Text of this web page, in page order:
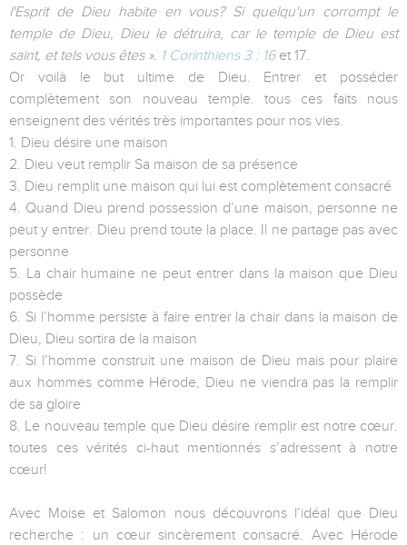
l'Esprit de Dieu habite en vous? Si quelqu'un corrompt le
temple de Dieu, Dieu le détruira, car le temple de Dieu est
saint, et tels vous êtes ». 1 Corinthiens 3 : 16et 17.
Or voilà le but ultime de Dieu. Entrer et posséder
complètement son nouveau temple. tous ces faits nous
enseignent des vérités très importantes pour nos vies.
1. Dieu désire une maison
2. Dieu veut remplir Sa maison de sa présence
3. Dieu remplit une maison qui lui est complètement consacré
4. Quand Dieu prend possession d’une maison, personne ne
peut y entrer. Dieu prend toute la place. Il ne partage pas avec
personne
5. La chair humaine ne peut entrer dans la maison que Dieu
possède
6. Si l’homme persiste à faire entrer la chair dans la maison de
Dieu, Dieu sortira de la maison
7. Si l’homme construit une maison de Dieu mais pour plaire
aux hommes comme Hérode, Dieu ne viendra pas la remplir
de sa gloire
8. Le nouveau temple que Dieu désire remplir est notre cœur.
toutes ces vérités ci-haut mentionnés s’adressent à notre
cœur!
Avec Moise et Salomon nous découvrons l’idéal que Dieu
recherche : un cœur sincèrement consacré. Avec Hérode